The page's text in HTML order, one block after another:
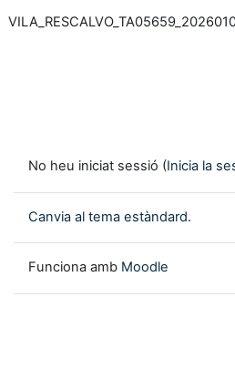
No heu iniciat sessió (Inicia la
Canvia al tema estàndard.
Funciona amb Moodle